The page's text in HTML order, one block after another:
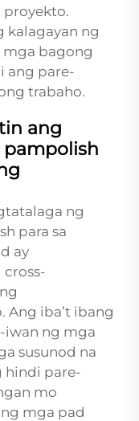
proyekto.
kalagayan ng
bagong
ang pare-
trabaho.
ang
ng
para sa
ay
Ang iba’t ibang
iwan ng mga
susunod na
hindi pare-
mo
mga pad